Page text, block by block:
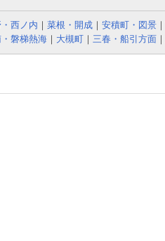
西ノ内 ｜ 菜根・開成 ｜ 安積町・図景 ｜
磐梯熱海 ｜ 大槻町 ｜ 三春・船引方面 ｜